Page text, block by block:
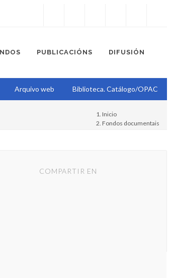
PUBLICACIÓNS DIFUSIÓN
Arquivo web Biblioteca. Catálogo/OPAC
Inicio
Fondos documentais
COMPARTIR EN